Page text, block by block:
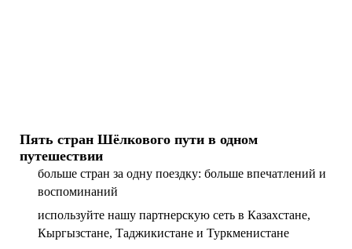
Пять стран Шёлкового пути в одном
путешествии
больше стран за одну поездку: больше впечатлений и
воспоминаний
используйте нашу партнерскую сеть в Казахстане,
Кыргызстане, Таджикистане и Туркменистане